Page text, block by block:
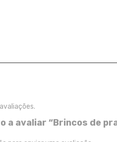
a avaliar “Brincos de